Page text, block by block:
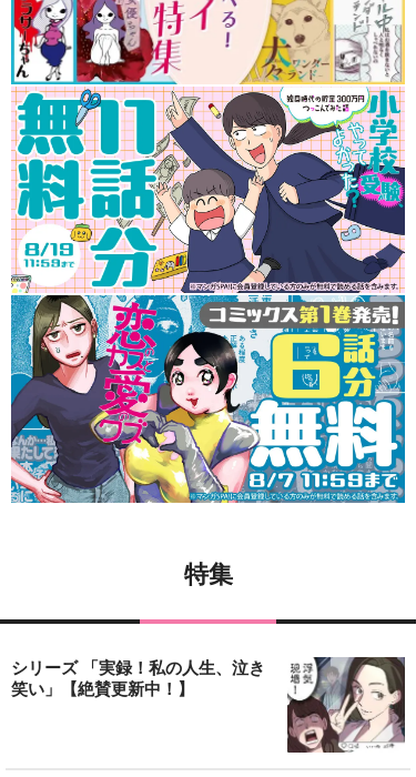
特集
シリーズ 「実録！私の人生、泣き
笑い」【絶賛更新中！】